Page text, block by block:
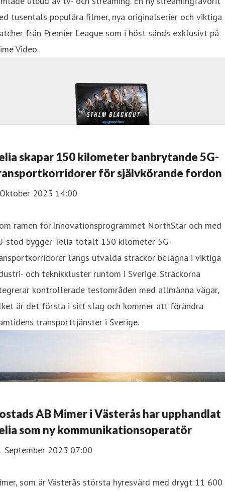
tusentals populära filmer, nya originalserier och viktiga
från Premier League som i höst sänds exklusivt på
Video.
skapar 150 kilometer banbrytande 5G-
för självkörande fordon
2023 14:00
ramen för innovationsprogrammet NorthStar och med
stöd bygger Telia totalt 150 kilometer 5G-
längs utvalda sträckor belägna i viktiga
och teknikkluster runtom i Sverige. Sträckorna
kontrollerade testområden med allmänna vägar,
är det första i sitt slag och kommer att förändra
transporttjänster i Sverige.
AB Mimer i Västerås har upphandlat
som ny kommunikationsoperatör
September 2023 07:00
som är Västerås största hyresvärd med drygt 11 600